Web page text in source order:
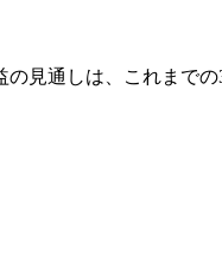
見通しは、これまで